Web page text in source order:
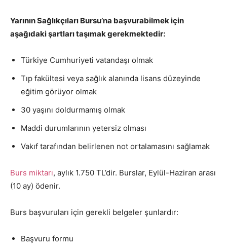
Yarının Sağlıkçıları Bursu’na başvurabilmek için
aşağıdaki şartları taşımak gerekmektedir:
Türkiye Cumhuriyeti vatandaşı olmak
Tıp fakültesi veya sağlık alanında lisans düzeyinde
eğitim görüyor olmak
30 yaşını doldurmamış olmak
Maddi durumlarının yetersiz olması
Vakıf tarafından belirlenen not ortalamasını sağlamak
Burs miktarı, aylık 1.750 TL’dir. Burslar, Eylül-Haziran arası
(10 ay) ödenir.
Burs başvuruları için gerekli belgeler şunlardır:
Başvuru formu